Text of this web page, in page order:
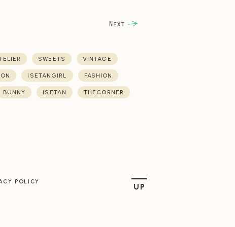
SWEETS VINTAGE
ISETANGIRL FASHION
BUNNY ISETAN THECORNER
POLICY
UP